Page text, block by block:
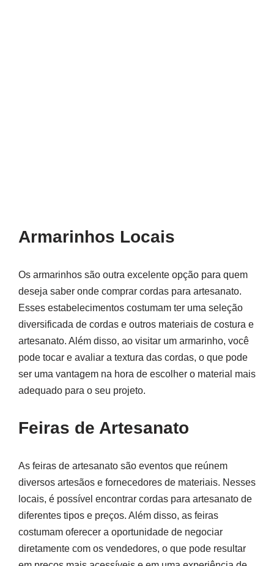
Armarinhos Locais
Os armarinhos são outra excelente opção para quem
deseja saber onde comprar cordas para artesanato.
Esses estabelecimentos costumam ter uma seleção
diversificada de cordas e outros materiais de costura e
artesanato. Além disso, ao visitar um armarinho, você
pode tocar e avaliar a textura das cordas, o que pode
ser uma vantagem na hora de escolher o material mais
adequado para o seu projeto.
Feiras de Artesanato
As feiras de artesanato são eventos que reúnem
diversos artesãos e fornecedores de materiais. Nesses
locais, é possível encontrar cordas para artesanato de
diferentes tipos e preços. Além disso, as feiras
costumam oferecer a oportunidade de negociar
diretamente com os vendedores, o que pode resultar